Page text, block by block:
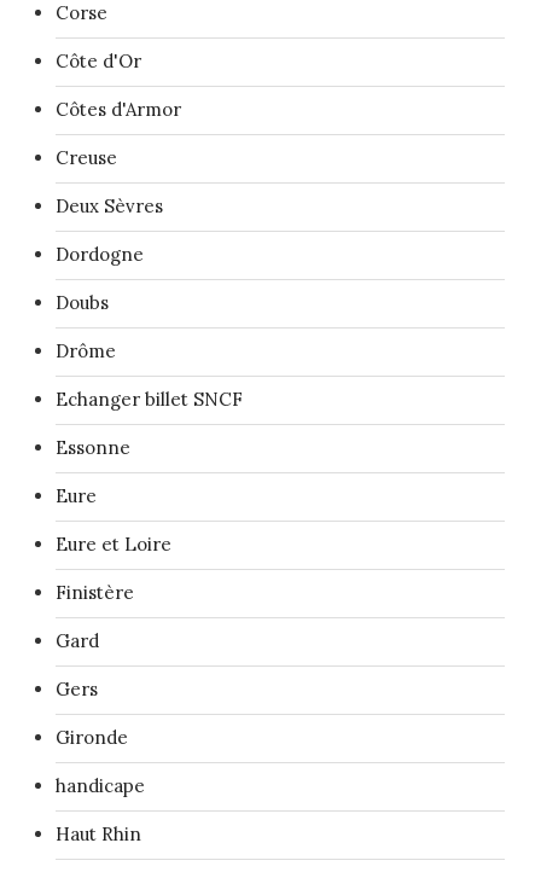
Corse
Côte d'Or
Côtes d'Armor
Creuse
Deux Sèvres
Dordogne
Doubs
Drôme
Echanger billet SNCF
Essonne
Eure
Eure et Loire
Finistère
Gard
Gers
Gironde
handicape
Haut Rhin